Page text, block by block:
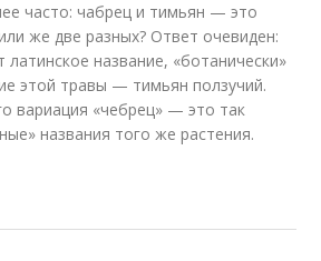
часто: чабрец и тимьян — это
же две разных? Ответ очевиден:
латинское название, «ботанически»
этой травы — тимьян ползучий.
вариация «чебрец» — это так
названия того же растения.